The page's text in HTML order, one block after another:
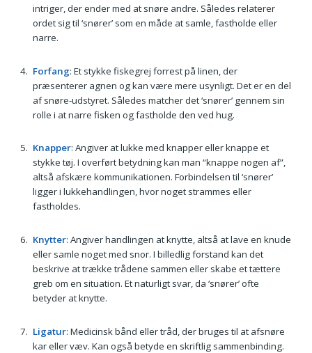
intriger, der ender med at snøre andre. Således relaterer
ordet sig til ‘snører’ som en måde at samle, fastholde eller
narre.
Forfang: Et stykke fiskegrej forrest på linen, der
præsenterer agnen og kan være mere usynligt. Det er en del
af snøre-udstyret. Således matcher det ‘snører’ gennem sin
rolle i at narre fisken og fastholde den ved hug.
Knapper: Angiver at lukke med knapper eller knappe et
stykke tøj. I overført betydning kan man “knappe nogen af”,
altså afskære kommunikationen. Forbindelsen til ‘snører’
ligger i lukkehandlingen, hvor noget strammes eller
fastholdes.
Knytter: Angiver handlingen at knytte, altså at lave en knude
eller samle noget med snor. I billedlig forstand kan det
beskrive at trække trådene sammen eller skabe et tættere
greb om en situation. Et naturligt svar, da ‘snører’ ofte
betyder at knytte.
Ligatur: Medicinsk bånd eller tråd, der bruges til at afsnøre
kar eller væv. Kan også betyde en skriftlig sammenbinding.